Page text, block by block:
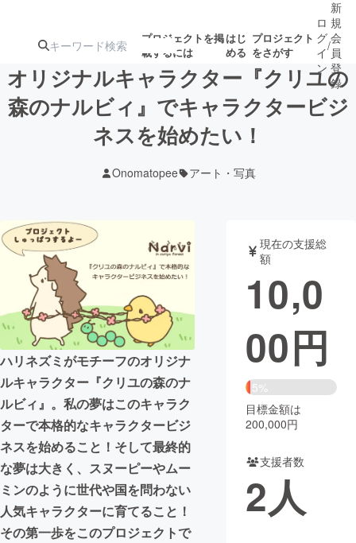
プロジェクトを掲
載するには
はじ
める
プロジェクト
をさがす
注目のリ 注目の新着プロ
ジェクト
募集終了が近いプ
テクノロジー・ガジェット
映像・映画 書籍・雑誌
ビジネス・起業 チャレンジ
まちづくり・地域活性化
CAMPFIRE for Social Good
CAMPFIRE Creation
CAMPFIREふるさと納税
コミュニティ
ロ
グ
イ
ン
/
新
規
会
員
登
録
オリジナルキャラクター『クリユの
森のナルビィ』でキャラクタービジ
ネスを始めたい！
Onomatopee アート・写真
ハリネズミがモチーフのオリジナ
ルキャラクター『クリユの森のナ
ルビィ』。私の夢はこのキャラク
ターで本格的なキャラクタービジ
ネスを始めること！そして最終的
な夢は大きく、スヌーピーやムー
ミンのように世代や国を問わない
人気キャラクターに育てること！
その第一歩をこのプロジェクトで
現在の支援総
額
10,0
00円
5%
目標金額は
200,000円
支援者数
2人